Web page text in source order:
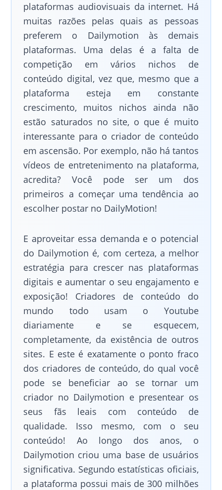
plataformas audiovisuais da internet. Há
muitas razões pelas quais as pessoas
preferem o Dailymotion às demais
plataformas. Uma delas é a falta de
competição em vários nichos de
conteúdo digital, vez que, mesmo que a
plataforma esteja em constante
crescimento, muitos nichos ainda não
estão saturados no site, o que é muito
interessante para o criador de conteúdo
em ascensão. Por exemplo, não há tantos
vídeos de entretenimento na plataforma,
acredita? Você pode ser um dos
primeiros a começar uma tendência ao
escolher postar no DailyMotion!
E aproveitar essa demanda e o potencial
do Dailymotion é, com certeza, a melhor
estratégia para crescer nas plataformas
digitais e aumentar o seu engajamento e
exposição! Criadores de conteúdo do
mundo todo usam o Youtube
diariamente e se esquecem,
completamente, da existência de outros
sites. E este é exatamente o ponto fraco
dos criadores de conteúdo, do qual você
pode se beneficiar ao se tornar um
criador no Dailymotion e presentear os
seus fãs leais com conteúdo de
qualidade. Isso mesmo, com o seu
conteúdo! Ao longo dos anos, o
Dailymotion criou uma base de usuários
significativa. Segundo estatísticas oficiais,
a plataforma possui mais de 300 milhões